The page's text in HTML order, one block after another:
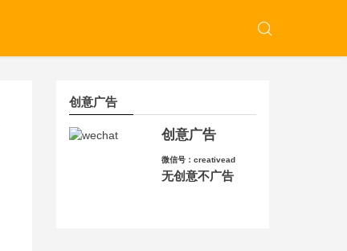
创意广告
创意广告
微信号：creativead
无创意不广告